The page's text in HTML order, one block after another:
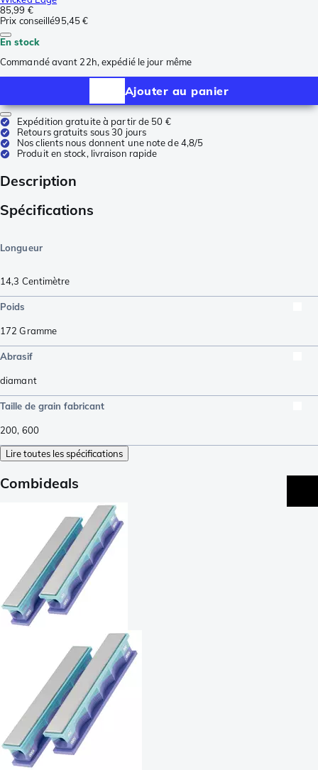
85,99 €
Prix conseillé95,45 €
En stock
Commandé avant 22h, expédié le jour même
Ajouter au panier
Expédition gratuite à partir de 50 €
Retours gratuits sous 30 jours
Nos clients nous donnent une note de 4,8/5
Produit en stock, livraison rapide
Description
Spécifications
Longueur
14,3 Centimètre
Poids
172 Gramme
Abrasif
diamant
Taille de grain fabricant
200, 600
Lire toutes les spécifications
Combideals